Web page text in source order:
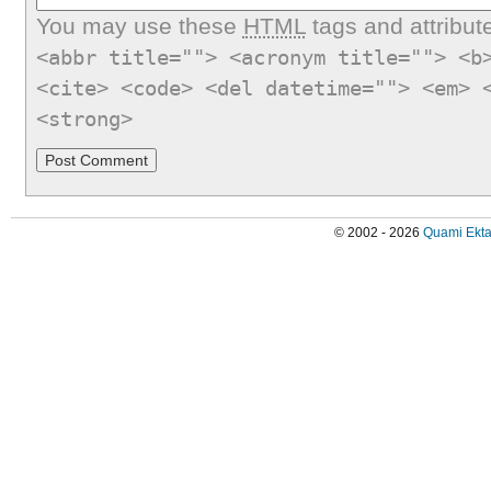
You may use these HTMLtags and
<abbr title=""> <acronym title="">
<cite> <code> <del datetime="">
<strong>
© 2002 - 2026 Quami